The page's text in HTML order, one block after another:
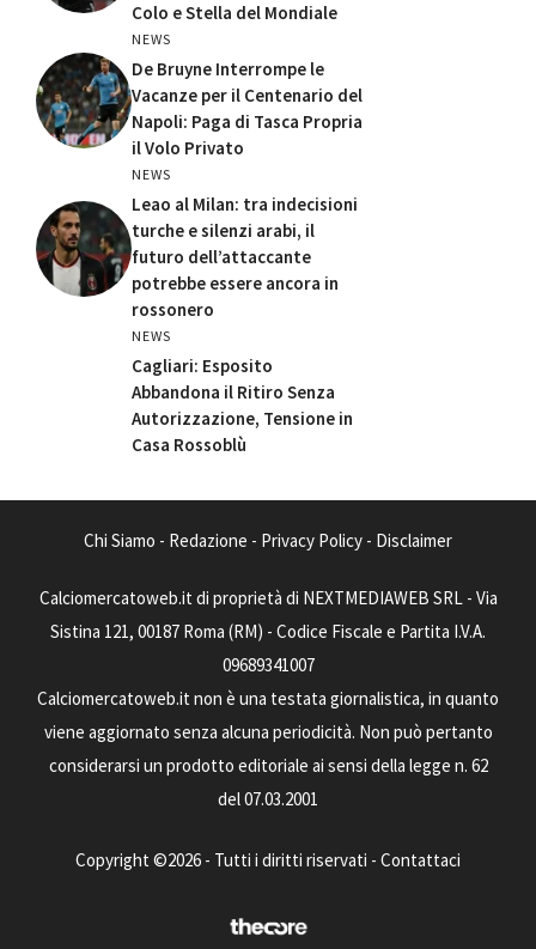
Colo e Stella del Mondiale
NEWS
De Bruyne Interrompe le
Vacanze per il Centenario del
Napoli: Paga di Tasca Propria
il Volo Privato
NEWS
Leao al Milan: tra indecisioni
turche e silenzi arabi, il
futuro dell’attaccante
potrebbe essere ancora in
rossonero
NEWS
Cagliari: Esposito
Abbandona il Ritiro Senza
Autorizzazione, Tensione in
Casa Rossoblù
Chi Siamo - Redazione - Privacy Policy - Disclaimer
Calciomercatoweb.it di proprietà di NEXTMEDIAWEB SRL - Via
Sistina 121, 00187 Roma (RM) - Codice Fiscale e Partita I.V.A.
09689341007
Calciomercatoweb.it non è una testata giornalistica, in quanto
viene aggiornato senza alcuna periodicità. Non può pertanto
considerarsi un prodotto editoriale ai sensi della legge n. 62
del 07.03.2001
Copyright ©2026 - Tutti i diritti riservati - Contattaci